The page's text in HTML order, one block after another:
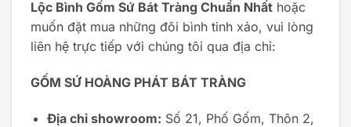
Lộc Bình Gốm Sứ Bát Tràng Chuẩn Nhất hoặc
muốn đặt mua những đôi bình tinh xảo, vui lòng
liên hệ trực tiếp với chúng tôi qua địa chỉ:
GỐM SỨ HOÀNG PHÁT BÁT TRÀNG
Địa chỉ showroom: Số 21, Phố Gốm, Thôn 2,